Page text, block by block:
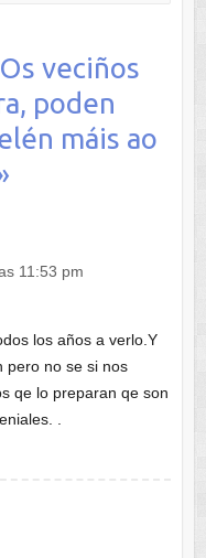
Os veciños
poden
máis ao
11:53 pm
los años a verlo.Y
pero no se si nos
qe lo preparan qe son
.